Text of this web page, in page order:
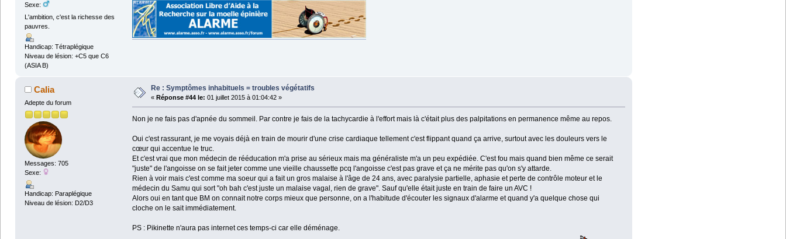
Sexe:
L'ambition, c'est la richesse des
pauvres.
Handicap: Tétraplégique
Niveau de lésion: +C5 que C6
(ASIA B)
Calia
Adepte du forum
Messages: 705
Sexe:
Handicap: Paraplégique
Niveau de lésion: D2/D3
Re : Symptômes inhabituels = troubles végétatifs
« Réponse #44 le: 01 juillet 2015 à 01:04:42 »
Non je ne fais pas d'apnée du sommeil. Par contre je fais de la tachycardie à l'effort mais là c'était plus des palpitations en permanence même au repos.
Oui c'est rassurant, je me voyais déjà en train de mourir d'une crise cardiaque tellement c'est flippant quand ça arrive, surtout avec les douleurs vers le
cœur qui accentue le truc.
Et c'est vrai que mon médecin de rééducation m'a prise au sérieux mais ma généraliste m'a un peu expédiée. C'est fou mais quand bien même ce serait
"juste" de l'angoisse on se fait jeter comme une vieille chaussette pcq l'angoisse c'est pas grave et ça ne mérite pas qu'on s'y attarde.
Rien à voir mais c'est comme ma soeur qui a fait un gros malaise à l'âge de 24 ans, avec paralysie partielle, aphasie et perte de contrôle moteur et le
médecin du Samu qui sort "oh bah c'est juste un malaise vagal, rien de grave". Sauf qu'elle était juste en train de faire un AVC !
Alors oui en tant que BM on connait notre corps mieux que personne, on a l'habitude d'écouter les signaux d'alarme et quand y'a quelque chose qui
cloche on le sait immédiatement.
PS : Pikinette n'aura pas internet ces temps-ci car elle déménage.